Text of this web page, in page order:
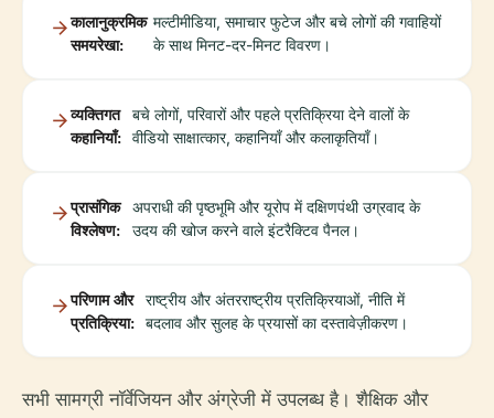
कालानुक्रमिक
समयरेखा:
मल्टीमीडिया, समाचार फुटेज और बचे लोगों की गवाहियों
के साथ मिनट-दर-मिनट विवरण।
व्यक्तिगत
कहानियाँ:
बचे लोगों, परिवारों और पहले प्रतिक्रिया देने वालों के
वीडियो साक्षात्कार, कहानियाँ और कलाकृतियाँ।
प्रासंगिक
विश्लेषण:
अपराधी की पृष्ठभूमि और यूरोप में दक्षिणपंथी उग्रवाद के
उदय की खोज करने वाले इंटरैक्टिव पैनल।
परिणाम और
प्रतिक्रिया:
राष्ट्रीय और अंतरराष्ट्रीय प्रतिक्रियाओं, नीति में
बदलाव और सुलह के प्रयासों का दस्तावेज़ीकरण।
सभी सामग्री नॉर्वेजियन और अंग्रेजी में उपलब्ध है। शैक्षिक और